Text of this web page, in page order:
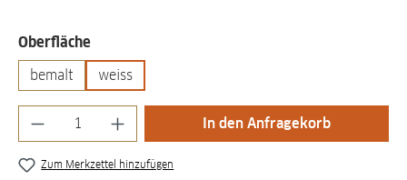
Oberflächeauswählen
bemalt weiss
Produkt Anzahl: Gib den gewünschten
In den Anfragekorb
Zum Merkzettel hinzufügen